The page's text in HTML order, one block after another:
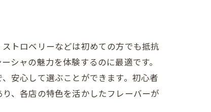
トロベリーなどは初めての方でも抵抗
シャの魅力を体験するのに最適です。
安心して選ぶことができます。初心者
、各店の特色を活かしたフレーバーが